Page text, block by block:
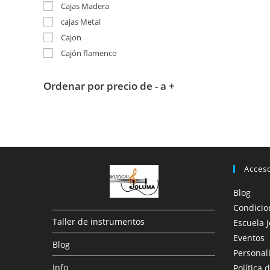
Cajas Madera
cajas Metal
Cajon
Cajón flamenco
Ordenar por precio de - a +
Taller de instrumentos
Blog
Info
Blog
Escuela
Eventos